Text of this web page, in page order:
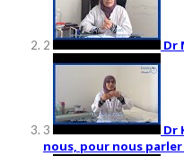
2 Dr
3
Dr
nous, pour nous